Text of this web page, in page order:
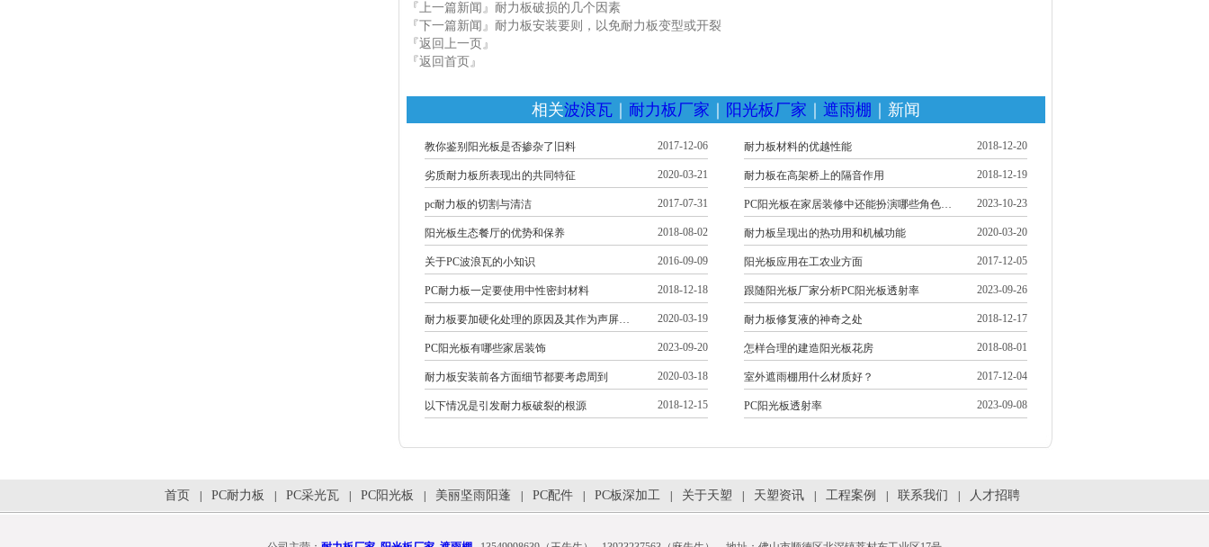
『上一篇新闻』 耐力板破损的几个因素
『下一篇新闻』 耐力板安装要则，以免耐力板变型或开裂
『返回上一页』
『返回首页』
相关波浪瓦 耐力板厂家 阳光板厂家 遮雨棚 ｜新闻
教你鉴别阳光板是否掺杂了旧料 2017-12-06 耐力板材料的优越性能 2018-12-20
劣质耐力板所表现出的共同特征 2020-03-21 耐力板在高架桥上的隔音作用 2018-12-19
pc耐力板的切割与清洁 2017-07-31 PC阳光板在家居装修中还能扮演哪些角色… 2023-10-23
阳光板生态餐厅的优势和保养 2018-08-02 耐力板呈现出的热功用和机械功能 2020-03-20
关于PC波浪瓦的小知识 2016-09-09 阳光板应用在工农业方面 2017-12-05
PC耐力板一定要使用中性密封材料 2018-12-18 跟随阳光板厂家分析PC阳光板透射率 2023-09-26
耐力板要加硬化处理的原因及其作为声屏… 2020-03-19 耐力板修复液的神奇之处 2018-12-17
PC阳光板有哪些家居装饰 2023-09-20 怎样合理的建造阳光板花房 2018-08-01
耐力板安装前各方面细节都要考虑周到 2020-03-18 室外遮雨棚用什么材质好？ 2017-12-04
以下情况是引发耐力板破裂的根源 2018-12-15 PC阳光板透射率 2023-09-08
首页 PC耐力板 PC采光瓦 PC阳光板 美丽坚雨阳蓬 PC配件 PC板深加工 关于天塑 天塑资讯 工程案例 联系我们 人才招聘